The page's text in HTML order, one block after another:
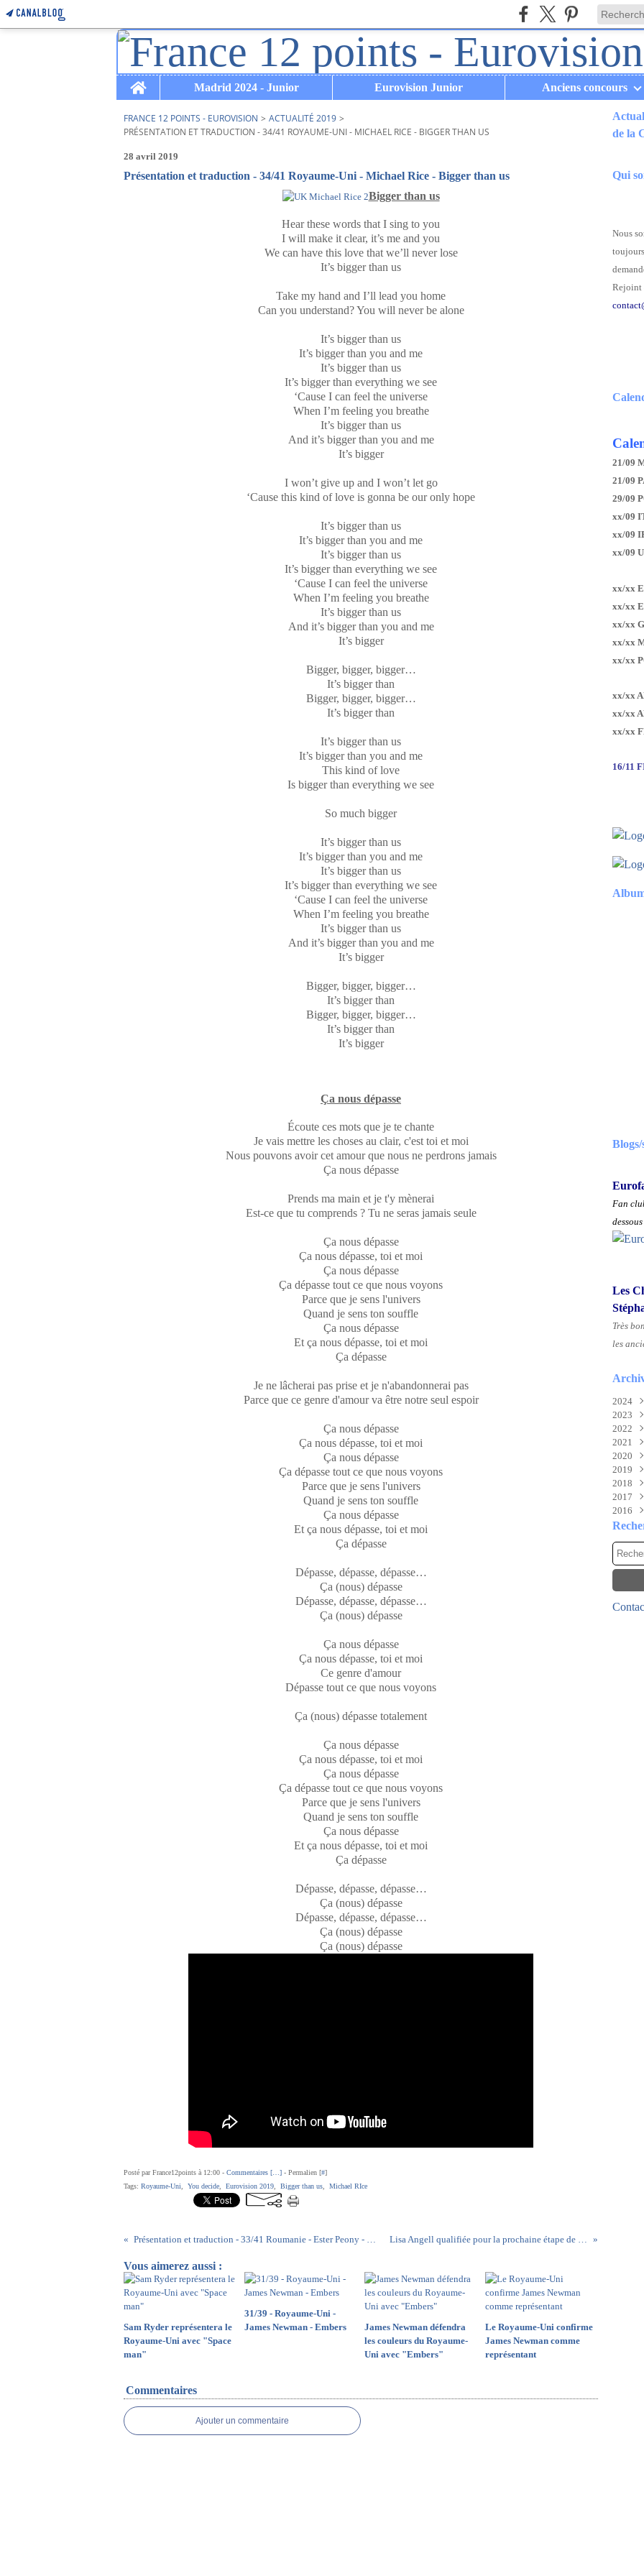
Home
Madrid 2024 - Junior Eurovision Junior Anciens concours
FRANCE 12 POINTS - EUROVISION > ACTUALITÉ 2019 >
PRÉSENTATION ET TRADUCTION - 34/41 ROYAUME-UNI - MICHAEL RICE - BIGGER THAN US
28 avril 2019
Présentation et traduction - 34/41 Royaume-Uni - Michael Rice - Bigger than us
Bigger than us
Hear these words that I sing to you
I will make it clear, it’s me and you
We can have this love that we’ll never lose
It’s bigger than us
Take my hand and I’ll lead you home
Can you understand? You will never be alone
It’s bigger than us
It’s bigger than you and me
It’s bigger than us
It’s bigger than everything we see
‘Cause I can feel the universe
When I’m feeling you breathe
It’s bigger than us
And it’s bigger than you and me
It’s bigger
I won’t give up and I won’t let go
‘Cause this kind of love is gonna be our only hope
It’s bigger than us
It’s bigger than you and me
It’s bigger than us
It’s bigger than everything we see
‘Cause I can feel the universe
When I’m feeling you breathe
It’s bigger than us
And it’s bigger than you and me
It’s bigger
Bigger, bigger, bigger…
It’s bigger than
Bigger, bigger, bigger…
It’s bigger than
It’s bigger than us
It’s bigger than you and me
This kind of love
Is bigger than everything we see
So much bigger
It’s bigger than us
It’s bigger than you and me
It’s bigger than us
It’s bigger than everything we see
‘Cause I can feel the universe
When I’m feeling you breathe
It’s bigger than us
And it’s bigger than you and me
It’s bigger
Bigger, bigger, bigger…
It’s bigger than
Bigger, bigger, bigger…
It’s bigger than
It’s bigger
Ça nous dépasse
Écoute ces mots que je te chante
Je vais mettre les choses au clair, c'est toi et moi
Nous pouvons avoir cet amour que nous ne perdrons jamais
Ça nous dépasse
Prends ma main et je t'y mènerai
Est-ce que tu comprends ? Tu ne seras jamais seule
Ça nous dépasse
Ça nous dépasse, toi et moi
Ça nous dépasse
Ça dépasse tout ce que nous voyons
Parce que je sens l'univers
Quand je sens ton souffle
Ça nous dépasse
Et ça nous dépasse, toi et moi
Ça dépasse
Je ne lâcherai pas prise et je n'abandonnerai pas
Parce que ce genre d'amour va être notre seul espoir
Ça nous dépasse
Ça nous dépasse, toi et moi
Ça nous dépasse
Ça dépasse tout ce que nous voyons
Parce que je sens l'univers
Quand je sens ton souffle
Ça nous dépasse
Et ça nous dépasse, toi et moi
Ça dépasse
Dépasse, dépasse, dépasse…
Ça (nous) dépasse
Dépasse, dépasse, dépasse…
Ça (nous) dépasse
Ça nous dépasse
Ça nous dépasse, toi et moi
Ce genre d'amour
Dépasse tout ce que nous voyons
Ça (nous) dépasse totalement
Ça nous dépasse
Ça nous dépasse, toi et moi
Ça nous dépasse
Ça dépasse tout ce que nous voyons
Parce que je sens l'univers
Quand je sens ton souffle
Ça nous dépasse
Et ça nous dépasse, toi et moi
Ça dépasse
Dépasse, dépasse, dépasse…
Ça (nous) dépasse
Dépasse, dépasse, dépasse…
Ça (nous) dépasse
Ça (nous) dépasse
Posté par France12points à 12:00 - Commentaires [ ] - Permalien [#]
Tags: Royaume-Uni You decide Eurovision 2019 Bigger than us Michael RIce
Présentation et traduction - 33/41 Roumanie - Ester Peony - On a sunday Lisa Angell qualifiée pour la prochaine étape de The Voice
Vous aimerez aussi :
Sam Ryder représentera le
Royaume-Uni avec "Space
man"
31/39 - Royaume-Uni -
James Newman - Embers
James Newman défendra
les couleurs du Royaume-
Uni avec "Embers"
Le Royaume-Uni confirme
James Newman comme
représentant
Commentaires
Ajouter un commentaire
de la
Qui
Nous
Rejoint
21/09
21/09
29/09
xx/09
xx/09
xx/09
xx/xx
xx/xx
xx/xx
xx/xx
xx/xx
xx/xx
xx/xx
xx/xx
16/11
Fan
Les
Très
les
2024
Août
Juin
Mai
2023
2022
Mai
Mars
2021
Août
2020
Mai
2019
Mai
2018
Mai
2017
Juin
Mai
2016
Juin